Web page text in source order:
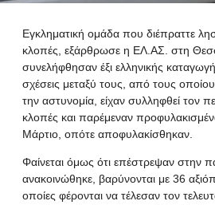
Εγκληματική ομάδα που διέπραττε
κλοπές, εξάρθρωσε η ΕΛ.ΑΣ. στη
συνελήφθησαν έξι ελληνικής
σχέσεις μεταξύ τους, από τους
την αστυνομία, είχαν συλληφθεί τον
κλοπές και παρέμεναν
Μάρτιο, οπότε αποφυλακίσθηκαν.
Φαίνεται όμως ότι επέστρεψαν στην
ανακοινώθηκε, βαρύνονται με 36
οποίες φέρονται να τέλεσαν τον